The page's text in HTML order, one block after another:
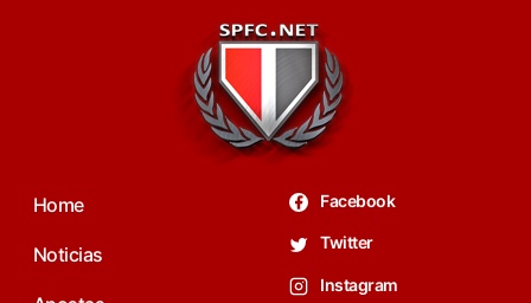
Home
Noticias
Facebook
Twitter
Instagram